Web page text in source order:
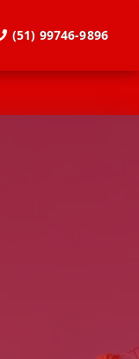
(51) 99746-9896